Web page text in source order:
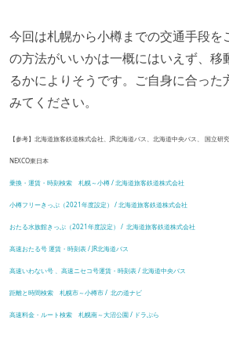
今回は札幌から小樽までの交通手段を
の方法がいいかは一概にはいえず、移
るかによりそうです。ご自身に合った
みてください。
【参考】北海道旅客鉄道株式会社、JR北海道バス、北海道中央バス、 国立研
NEXCO東日本
乗換・運賃・時刻検索 札幌～小樽 / 北海道旅客鉄道株式会社
小樽フリーきっぷ（2021年度設定） / 北海道旅客鉄道株式会社
おたる水族館きっぷ（2021年度設定） / 北海道旅客鉄道株式会社
高速おたる号 運賃・時刻表 / JR北海道バス
高速いわない号 、高速ニセコ号運賃・時刻表 / 北海道中央バス
距離と時間検索 札幌市～小樽市 / 北の道ナビ
高速料金・ルート検索 札幌南～大沼公園 / ドラぷら